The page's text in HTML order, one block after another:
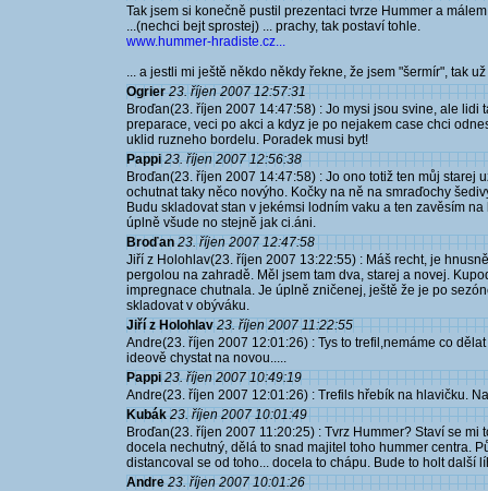
Tak jsem si konečně pustil prezentaci tvrze Hummer a
...(nechci bejt sprostej) ... prachy, tak postaví tohle.
www.hummer-hradiste.cz...
... a jestli mi ještě někdo někdy řekne, že jsem "šermír", tak
Ogrier 23. říjen 2007 12:57:31
Broďan(23. říjen 2007 14:47:58) : Jo mysi jsou svine, ale lidi
preparace, veci po akci a kdyz je po nejakem case chci
uklid ruzneho bordelu. Poradek musi byt!
Pappi 23. říjen 2007 12:56:38
Broďan(23. říjen 2007 14:47:58) : Jo ono totiž ten můj starej
ochutnat taky něco novýho. Kočky na ně na smraďochy
Budu skladovat stan v jekémsi lodním vaku a ten zavěsím
úplně všude no stejně jak ci.áni.
Broďan 23. říjen 2007 12:47:58
Jiří z Holohlav(23. říjen 2007 13:22:55) : Máš recht, je
pergolou na zahradě. Měl jsem tam dva, starej a novej.
impregnace chutnala. Je úplně zničenej, ještě že je po
skladovat v obýváku.
Jiří z Holohlav 23. říjen 2007 11:22:55
Andre(23. říjen 2007 12:01:26) : Tys to trefil,nemáme co
ideově chystat na novou.....
Pappi 23. říjen 2007 10:49:19
Andre(23. říjen 2007 12:01:26) : Trefils hřebík na hlavičku.
Kubák 23. říjen 2007 10:01:49
Broďan(23. říjen 2007 11:20:25) : Tvrz Hummer? Staví se
docela nechutný, dělá to snad majitel toho hummer centra.
distancoval se od toho... docela to chápu. Bude to holt další
Andre 23. říjen 2007 10:01:26